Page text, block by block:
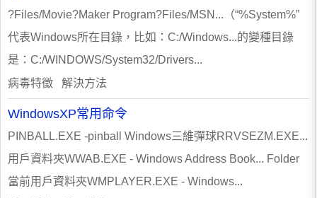
?Files/Movie?Maker Program?Files/MSN...（“%System%”
代表Windows所在目錄，比如：C:/Windows...的變種目錄
是：C:/WINDOWS/System32/Drivers...
病毒特徵 解決方法
WindowsXP常用命令
PINBALL.EXE -pinball Windows三維彈球RRVSEZM.EXE...
用戶資料夾WWAB.EXE - Windows Address Book... Folder
當前用戶資料夾WMPLAYER.EXE - Windows...